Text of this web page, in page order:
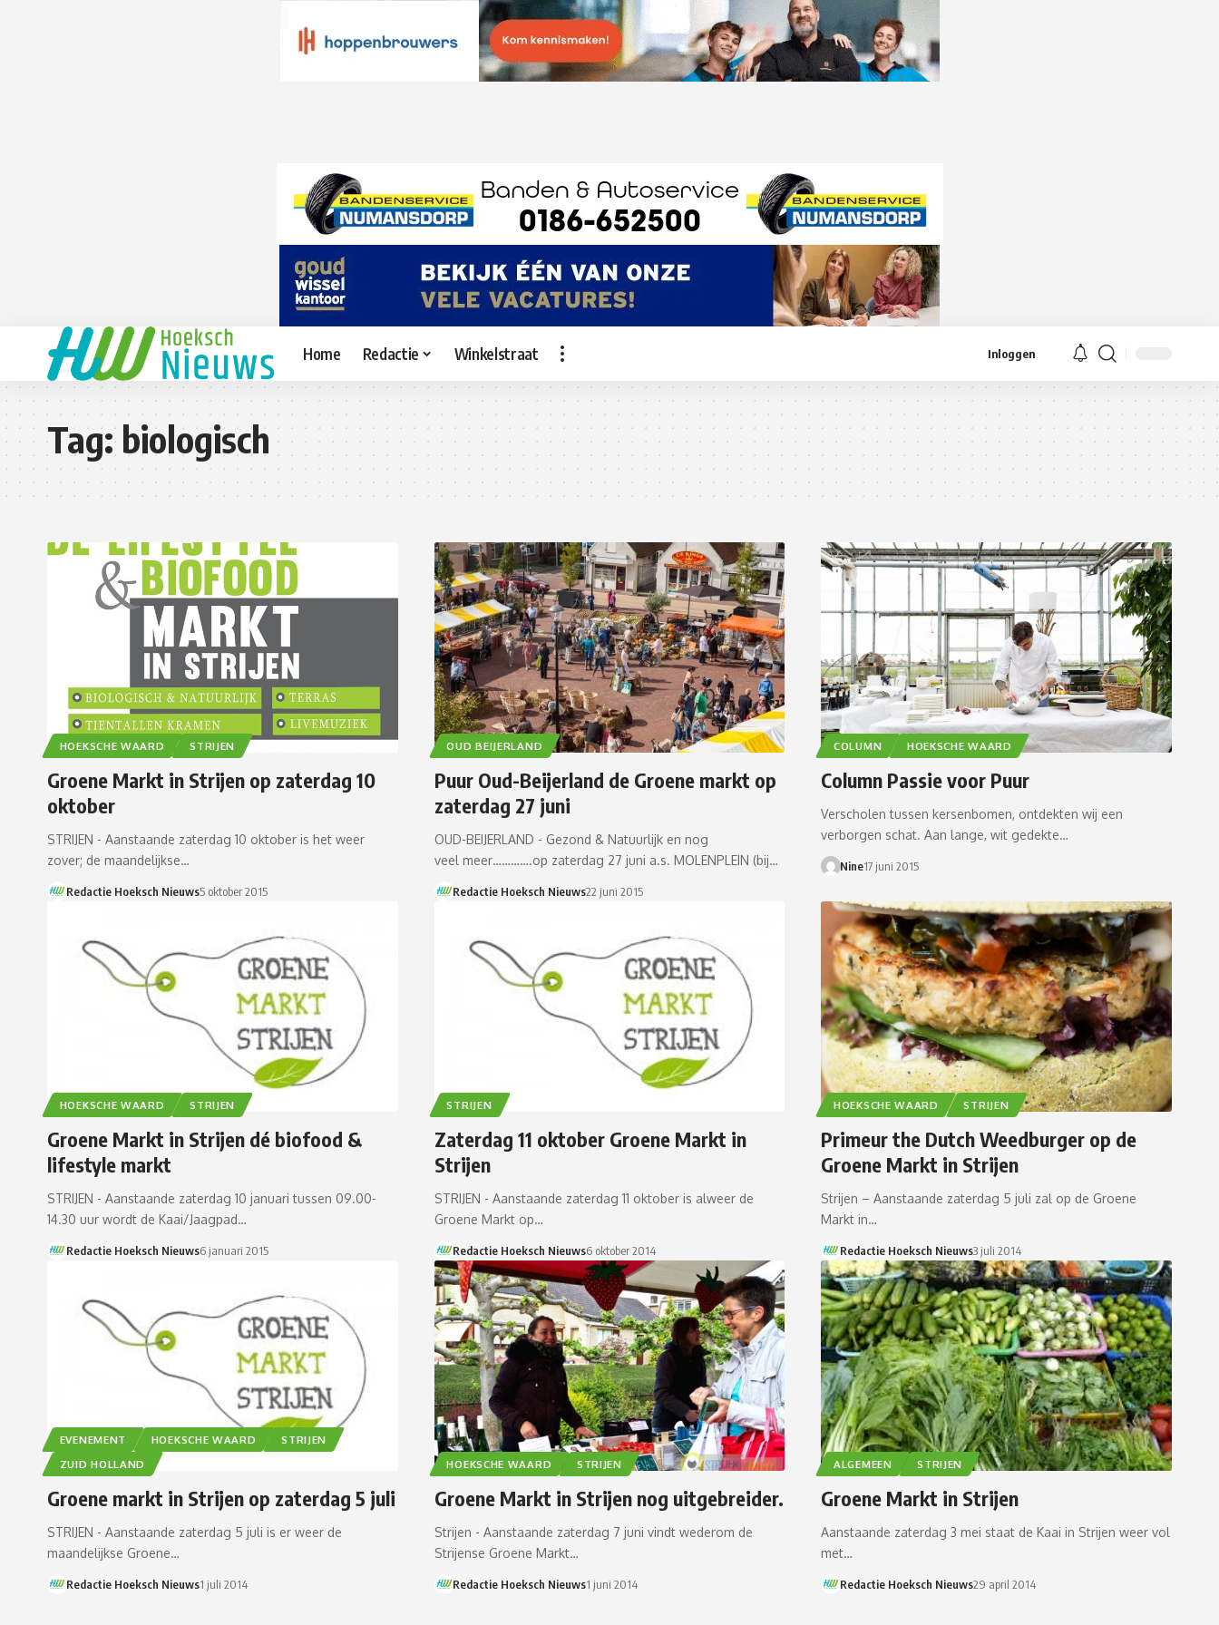
Home Redactie Winkelstraat Inloggen
Tag:biologisch
HOEKSCHE WAARD STRIJEN
Groene Markt in Strijen op zaterdag 10
oktober
STRIJEN - Aanstaande zaterdag 10 oktober is het weer
zover; de maandelijkse…
Redactie Hoeksch Nieuws5 oktober 2015
OUD BEIJERLAND
Puur Oud-Beijerland de Groene markt op
zaterdag 27 juni
OUD-BEIJERLAND - Gezond & Natuurlijk en nog
veel meer………….op zaterdag 27 juni a.s. MOLENPLEIN (bij…
Redactie Hoeksch Nieuws22 juni 2015
COLUMN HOEKSCHE WAARD
Column Passie voor Puur
Verscholen tussen kersenbomen, ontdekten wij een
verborgen schat. Aan lange, wit gedekte…
Nine17 juni 2015
HOEKSCHE WAARD STRIJEN
Groene Markt in Strijen dé biofood &
lifestyle markt
STRIJEN - Aanstaande zaterdag 10 januari tussen 09.00-
14.30 uur wordt de Kaai/Jaagpad…
Redactie Hoeksch Nieuws6 januari 2015
STRIJEN
Zaterdag 11 oktober Groene Markt in
Strijen
STRIJEN - Aanstaande zaterdag 11 oktober is alweer de
Groene Markt op…
Redactie Hoeksch Nieuws6 oktober 2014
HOEKSCHE WAARD STRIJEN
Primeur the Dutch Weedburger op de
Groene Markt in Strijen
Strijen – Aanstaande zaterdag 5 juli zal op de Groene
Markt in…
Redactie Hoeksch Nieuws3 juli 2014
EVENEMENT HOEKSCHE WAARD
STRIJEN
ZUID HOLLAND
Groene markt in Strijen op zaterdag 5 juli
STRIJEN - Aanstaande zaterdag 5 juli is er weer de
maandelijkse Groene…
Redactie Hoeksch Nieuws1 juli 2014
HOEKSCHE WAARD STRIJEN
Groene Markt in Strijen nog uitgebreider.
Strijen - Aanstaande zaterdag 7 juni vindt wederom de
Strijense Groene Markt…
Redactie Hoeksch Nieuws1 juni 2014
ALGEMEEN STRIJEN
Groene Markt in Strijen
Aanstaande zaterdag 3 mei staat de Kaai in Strijen weer vol
met…
Redactie Hoeksch Nieuws29 april 2014